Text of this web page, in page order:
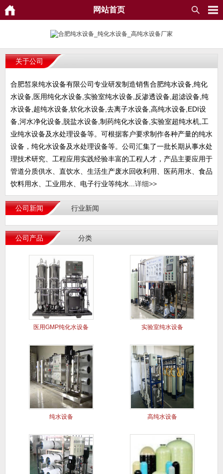
网站首页
关于公司
合肥皙泉纯水设备有限公司专业研发制造销售合肥纯水设备,纯化
水设备,医用纯化水设备,实验室纯水设备,反渗透设备,超滤设备,纯
水设备,超纯水设备,软化水设备,去离子水设备,高纯水设备,EDI设
备,河水净化设备,脱盐水设备,制药纯化水设备,实验室超纯水机,工
业纯水设备及水处理设备等。可根据客户要求制作各种产量的纯水
设备，纯化水设备及水处理设备等。公司汇集了一批长期从事水处
理技术研究、工程应用实践经验丰富的工程人才，产品主要应用于
管道分质供水、直饮水、生活生产废水回收利用、医药用水、食品
饮料用水、工业用水、电子行业等纯水... 详细>>
公司新闻 行业新闻
公司产品 分类
医用GMP纯化水设备 实验室纯水设备
纯水设备 高纯水设备